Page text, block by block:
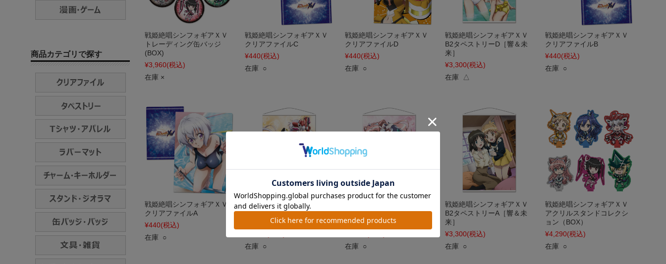
戦姫絶唱シンフォギアＸＶ
トレーディング缶バッジ
(BOX)
¥3,960(税込)
在庫 ×
戦姫絶唱シンフォギアＸＶ
クリアファイルC
¥440(税込)
在庫 ○
戦姫絶唱シンフォギアＸＶ
クリアファイルD
¥440(税込)
在庫 ○
戦姫絶唱シンフォギアＸＶ
B2タペストリーD［響＆未
来］
¥3,300(税込)
在庫 △
戦姫絶唱シンフォギアＸＶ
クリアファイルB
¥440(税込)
在庫 ○
戦姫絶唱シンフォギアＸＶ
クリアファイルA
¥440(税込)
在庫 ○
戦姫絶唱シンフォギアＸＶ
B2タペストリーB［響＆翼＆
クリス］
在庫 ○
B2タペストリーC［マリア
＆調＆切歌］
在庫 ○
戦姫絶唱シンフォギアＸＶ
B2タペストリーA［響＆未
来］
¥3,300(税込)
在庫 ○
戦姫絶唱シンフォギアＸＶ
アクリルスタンドコレクシ
ョン（BOX）
¥4,290(税込)
在庫 ○
商品カテゴリで探す